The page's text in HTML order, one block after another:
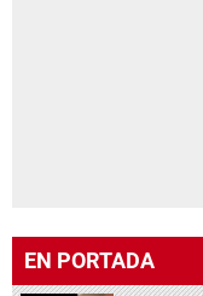
EN PORTADA